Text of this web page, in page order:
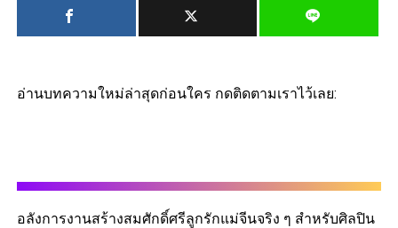
อ่านบทความใหม่ล่าสุดก่อนใคร กดติดตามเราไว้เลย:
อลังการงานสร้างสมศักดิ์ศรีลูกรักแม่จีนจริง ๆ สำหรับศิลปิน